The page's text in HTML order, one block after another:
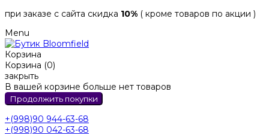
при заказе с сайта скидка 10% ( кроме товаров по акции )
Menu
Корзина
Корзина (0)
закрыть
В вашей корзине больше нет товаров
Продолжить покупки
+(998)90 944-63-68
+(998)90 042-63-68